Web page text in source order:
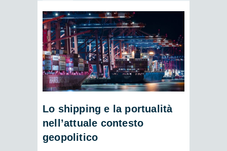
Lo shipping e la portualità
nell’attuale contesto
geopolitico